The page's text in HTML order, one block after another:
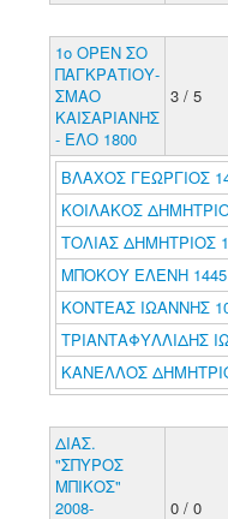
1ο ΟΡΕΝ ΣΟ
ΠΑΓΚΡΑΤΙΟΥ-
ΣΜΑΟ
ΚΑΙΣΑΡΙΑΝΗΣ
- ΕΛΟ 1800
3 / 5
ΒΛΑΧΟΣ ΓΕΩΡΓΙΟΣ
ΚΟΙΛΑΚΟΣ
ΤΟΛΙΑΣ ΔΗΜΗΤΡΙΟΣ
ΜΠΟΚΟΥ ΕΛΕΝΗ 1445
ΚΟΝΤΕΑΣ ΙΩΑΝΝΗΣ
ΤΡΙΑΝΤΑΦΥΛΛΙΔΗΣ
ΚΑΝΕΛΛΟΣ
ΔΙΑΣ.
"ΣΠΥΡΟΣ
ΜΠΙΚΟΣ"
2008-
0 / 0